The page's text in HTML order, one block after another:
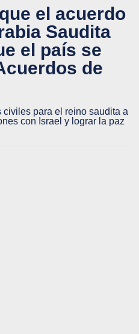
el acuerdo
Saudita
el país se
de
para el reino saudita a
con Israel y lograr la paz